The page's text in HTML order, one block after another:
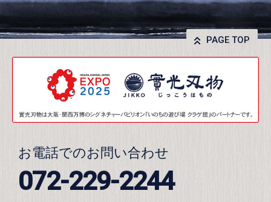
PAGE TOP
お電話でのお問い合わせ
072-229-2244